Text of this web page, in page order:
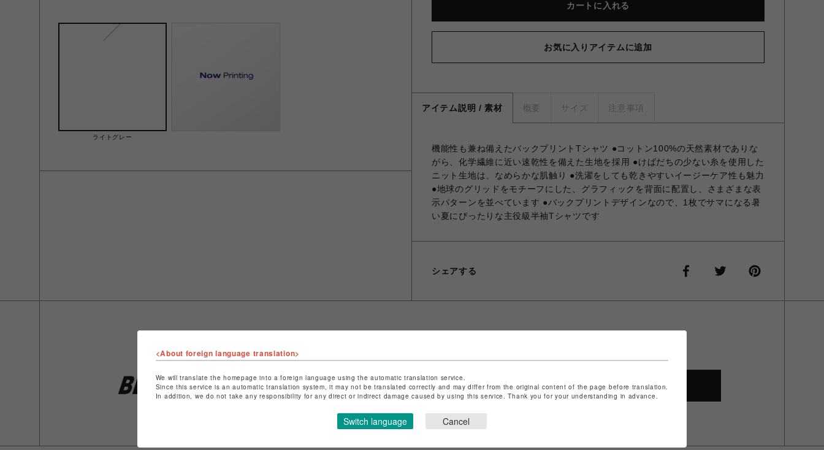
ライトグレー
カートに入れる
お気に入りアイテムに追加
アイテム説明 / 素材 概要 サイズ 注意事項
機能性も兼ね備えたバックプリントTシャツ ●コットン100%の天然素材でありな
がら、化学繊維に近い速乾性を備えた生地を採用 ●けばだちの少ない糸を使用した
ニット生地は、なめらかな肌触り ●洗濯をしても乾きやすいイージーケア性も魅力
●地球のグリッドをモチーフにした、グラフィックを背面に配置し、さまざまな表
示パターンを並べています ●バックプリントデザインなので、1枚でサマになる暑
い夏にぴったりな主役級半袖Tシャツです
シェアする
ショップ名
店舗名
池袋PARCO
特定商取引法など法令に基づく表記はこちら
ショップお問い合わせはこちら
SHOP TOP
<About foreign language translation>
We will translate the homepage into a foreign language using the automatic translation service.
Since this service is an automatic translation system, it may not be translated correctly and may differ from the original content of the page before translation.
In addition, we do not take any responsibility for any direct or indirect damage caused by using this service. Thank you for your understanding in advance.
Switch language Cancel